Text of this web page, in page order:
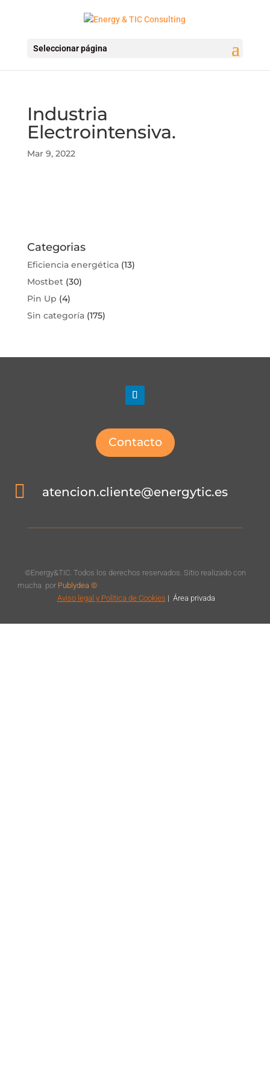
Seleccionar página
Industria
Electrointensiva.
Mar 9, 2022
Categorias
Eficiencia energética(13)
Mostbet(30)
Pin Up (4)
Sin categoría(175)
Contacto
 atencion.cliente@energytic.es
©Energy&TIC. Todos los derechos reservados. Sitio realizado con
mucha por Publydea ©
Aviso legal y Política de Cookies | Área privada